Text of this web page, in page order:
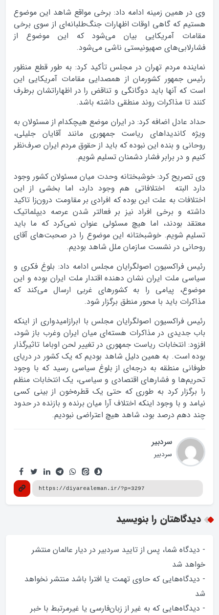
وی در همین زمینه ادامه داد: برخی مواقع شاهد این موضوع
هستیم که گاهی اوقات اظهارات جنگ‌طلبانه‌ای از سوی برخی
مقامات آمریکایی بیان می‌شود که این موضوع از
فشارلابی‌های صهیونیستی ناشی می‌شود.
نماینده مردم تهران در مجلس تأکید کرد: به طور قطع منظور
رئیس جمهور کشورمان از همصدایی مقامات آمریکایی این
است که آنها باید دوگانگی و تناقض را در اظهاراتشان برطرف
کنند تا مذاکرات روند منطقی داشته باشد.
حداد عادل اضافه کرد: در ایران موضع هیچکدام از مسئولان به
ویژه کاندیداهای ریاست جمهوری مانند آقایان جلیلی،
روحانی و بنده این نبوده که باید از حقوق مردم ایران صرف‌نظر
کنیم و در برابر فشار دشمنان تسلیم شویم.
وی تصریح کرد: خوشبختانه وحدت میان مسئولان کشور وجود
دارد البته اختلافاتی هم وجود دارد، اما بخشی از این
اختلافات به علت این بوده که افرادی بر مقاومت درون‌زا تاکید
داشته و برخی افراد نیز بر فعالتر شدن عرصه دیپلماتیک
معتقد بودند، اما هیچ مسئولی عنوان نمی‌کرد که ما باید
تسلیم شویم. خوشبختانه این موضوع را در صحبت‌های آقای
روحانی در نشست سازمان ملل شاهد بودیم.
رئیس فراکسیون اصولگرایان مجلس ادامه داد: بلوغ فکری و
سیاسی ملت ایران نشان دهنده اقتدار ملت ایران بوده و این
موضوع، پیامی را به کشورهای غربی ارسال می‌کند که
مذاکرات باید با محور منطق برگزار شود.
رئیس فراکسیون اصولگرایان مجلس با ابرازامیدواری از اینکه
باب جدیدی در مذاکرات هسته‌ای میان ایران وغرب باز شود،
افزود: انتخابات ریاست جمهوری در تغییر لحن اوباما تاثیرگذار
بوده است. به همین دلیل شاهد بودیم که یک کشور در دریای
طوفانی منطقه به درجه‌ای از بلوغ سیاسی رسید که با وجود
تحریم‌ها و فشارهای اقتصادی و سیاسی،‌ یک انتخابات منظم
را برگزار کرد به طوری که حتی یک قطره‌خون از بینی کسی
نیامد و با وجود اینکه اختلاف آرا میان برنده و بازنده در حدود
چند دهم درصد بود، شاهد هیچ اعتراضی نبودیم.
سردبیر
سردبیر
دیدگاهتان را بنویسید
- دیدگاه شما، پس از تایید سردبیر در دیار عالمان منتشر
خواهد‌ شد
- دیدگاه‌هایی که حاوی تهمت یا افترا باشد منتشر نخواهد‌
شد
- دیدگاه‌هایی که به غیر از زبان‌فارسی یا غیرمرتبط با خبر